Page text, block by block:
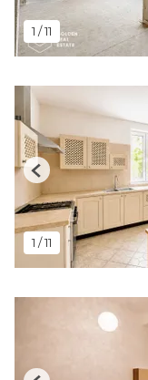
1 /11
1 /11
Previous